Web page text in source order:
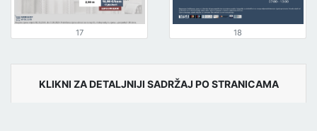
17 18
KLIKNI ZA DETALJNIJI SADRŽAJ PO STRANICAMA